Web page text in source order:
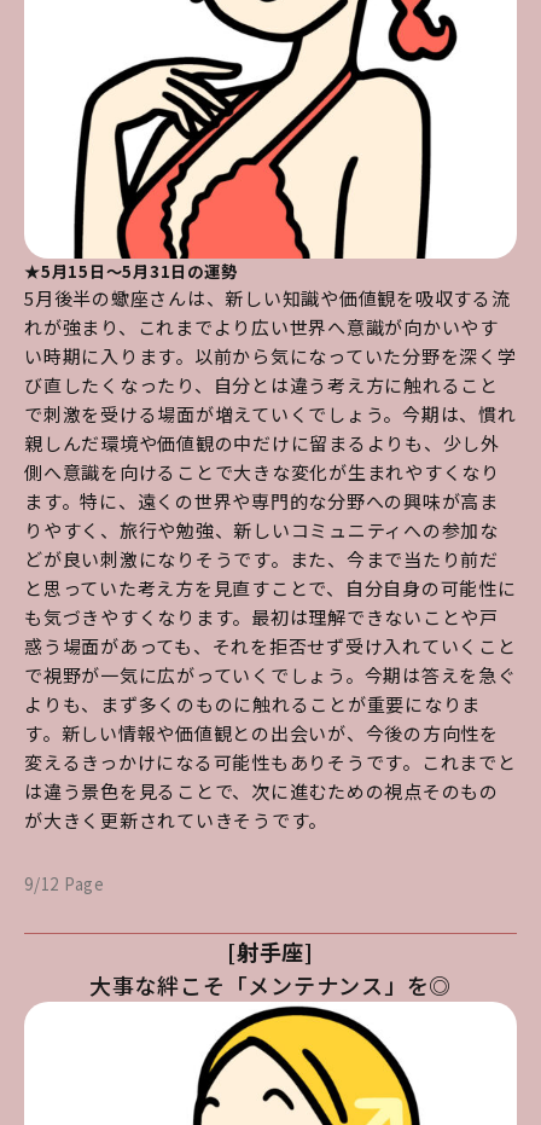
★5月15日～5月31日の運勢
5月後半の蠍座さんは、新しい知識や価値観を吸収する流
れが強まり、これまでより広い世界へ意識が向かいやす
い時期に入ります。以前から気になっていた分野を深く学
び直したくなったり、自分とは違う考え方に触れること
で刺激を受ける場面が増えていくでしょう。今期は、慣れ
親しんだ環境や価値観の中だけに留まるよりも、少し外
側へ意識を向けることで大きな変化が生まれやすくなり
ます。特に、遠くの世界や専門的な分野への興味が高ま
りやすく、旅行や勉強、新しいコミュニティへの参加な
どが良い刺激になりそうです。また、今まで当たり前だ
と思っていた考え方を見直すことで、自分自身の可能性に
も気づきやすくなります。最初は理解できないことや戸
惑う場面があっても、それを拒否せず受け入れていくこと
で視野が一気に広がっていくでしょう。今期は答えを急ぐ
よりも、まず多くのものに触れることが重要になりま
す。新しい情報や価値観との出会いが、今後の方向性を
変えるきっかけになる可能性もありそうです。これまでと
は違う景色を見ることで、次に進むための視点そのもの
が大きく更新されていきそうです。
9/12 Page
[射手座]
大事な絆こそ「メンテナンス」を◎